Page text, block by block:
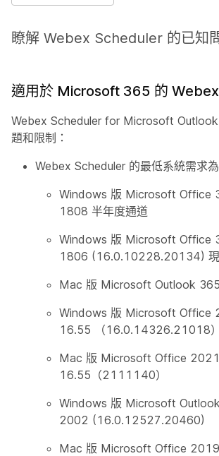
瞭解 Webex Scheduler 的已知
適用於 Microsoft 365 的
Webex Scheduler for Microsoft
題和限制：
Webex Scheduler 的最低系統需求為
Windows 版 Microsoft Office
1808 半年度通道
Windows 版 Microsoft Office
1806 (16.0.10228.20134)
Mac 版 Microsoft Outlook
Windows 版 Microsoft Office
16.55 （16.0.14326.21018）
Mac 版 Microsoft Office
16.55（2111140）
Windows 版 Microsoft
2002 (16.0.12527.20460)
Mac 版 Microsoft Office